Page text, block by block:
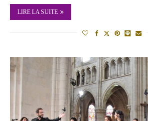
LIRE LA SUITE